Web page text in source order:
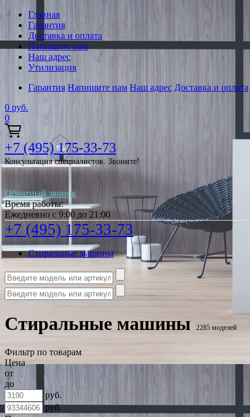
Главная
Гарантия
Доставка и оплата
Напишите нам
Наш адрес
Утилизация
Гарантия Напишите нам Наш адрес Доставка и оплата
0 руб.
0
+7 (495) 175-33-73
Консультация специалистов. Звоните!
Обратный звонок
Время работы:
Ежедневно с 9:00 до 21:00
+7 (495) 175-33-73
Стиральные машины
Стиральные машины 2285 моделей
Фильтр по товарам
Цена
от
до
руб.
руб.